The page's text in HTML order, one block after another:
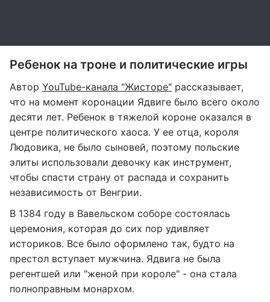
Ребенок на троне и политические игры
Автор YouTube-канала "Жисторе" рассказывает,
что на момент коронации Ядвиге было всего около
десяти лет. Ребенок в тяжелой короне оказался в
центре политического хаоса. У ее отца, короля
Людовика, не было сыновей, поэтому польские
элиты использовали девочку как инструмент,
чтобы спасти страну от распада и сохранить
независимость от Венгрии.
В 1384 году в Вавельском соборе состоялась
церемония, которая до сих пор удивляет
историков. Все было оформлено так, будто на
престол вступает мужчина. Ядвига не была
регентшей или "женой при короле" - она стала
полноправным монархом.